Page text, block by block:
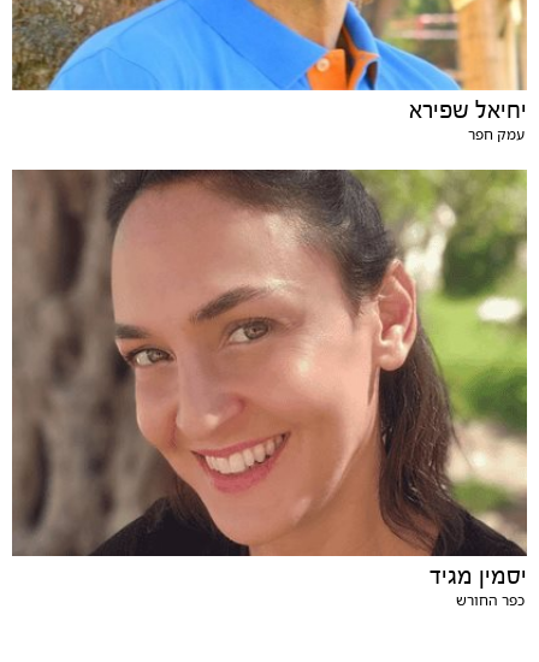
יחיאל שפירא
עמק חפר
יסמין מגיד
כפר החורש